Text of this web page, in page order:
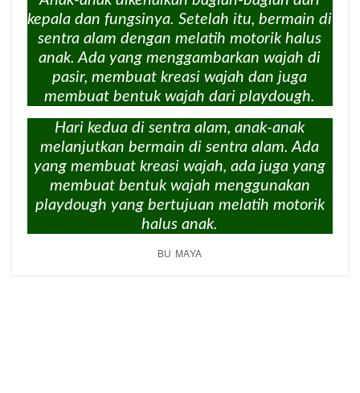
kepala dan fungsinya. Setelah itu, bermain di
sentra alam dengan melatih motorik halus
anak. Ada yang menggambarkan wajah di
pasir, membuat kreasi wajah dan juga
membuat bentuk wajah dari playdough.
Hari kedua di sentra alam, anak-anak
melanjutkan bermain di sentra alam. Ada
yang membuat kreasi wajah, ada juga yang
membuat bentuk wajah menggunakan
playdough yang bertujuan melatih motorik
halus anak.
BU MAYA